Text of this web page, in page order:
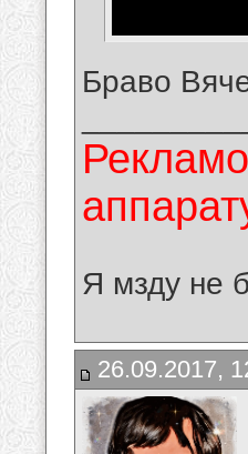
Браво
Я мзду не
26.09.2017,